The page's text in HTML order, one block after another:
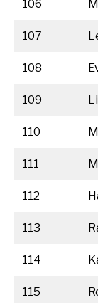
106
107
108
109
110
111
112
113
114
115